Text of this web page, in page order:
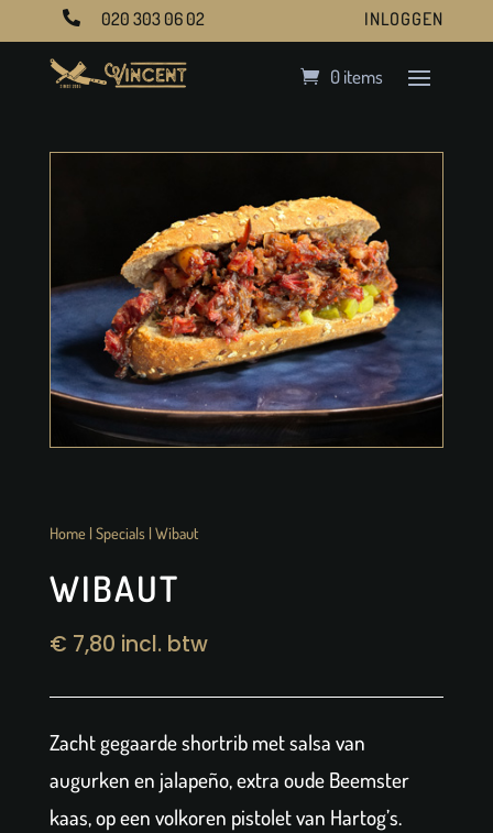
 020 303 06 02 INLOGGEN
0 items
Home| Specials| Wibaut
WIBAUT
€ 7,80 incl. btw
Zacht gegaarde shortrib met salsa van
augurken en jalapeño, extra oude Beemster
kaas, op een volkoren pistolet van Hartog’s.